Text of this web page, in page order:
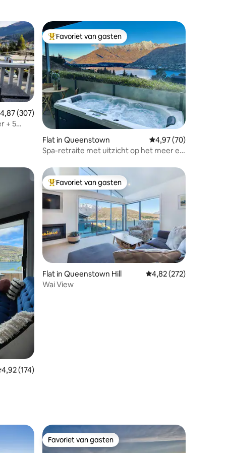
beoordeling van 4,87 op 5, 307 recensies
4,87 (307)
+ 5
Topfavoriet van gasten
Favoriet van gasten
Flat in Queenstown Gemiddelde
4,97 (70)
Spa-retraite met uitzicht op het meer en
beoordeling van 4,92 op 5, 174 recensies
4,92 (174)
Topfavoriet van gasten
Favoriet van gasten
Flat in Queenstown Hill Gemiddelde
4,82 (272)
Wai View
Favoriet van gasten
Favoriet van gasten